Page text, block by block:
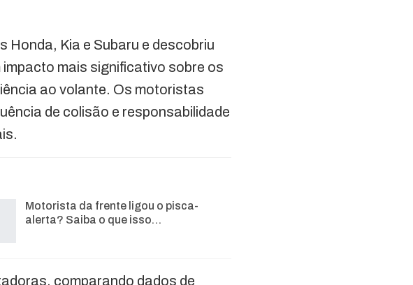
Kia e Subaru e descobriu
mais significativo sobre os
ao volante. Os motoristas
de colisão e responsabilidade
Motorista da frente ligou o pisca-
alerta? Saiba o que isso…
comparando dados de